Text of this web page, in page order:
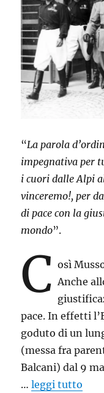
“La parola
impegnativa per
i cuori dalle Alpi
vinceremo!, per
di pace con la
mondo”.
C osì
Anche
pace. In effetti
goduto di un
(messa fra
Balcani) dal 9
…leggi tutto